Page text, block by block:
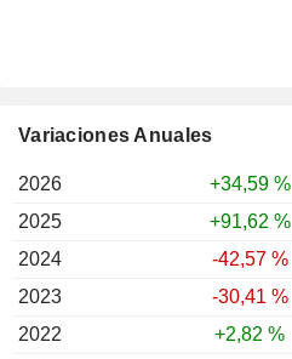
Variaciones Anuales
2026
+34,59 %
2025
+91,62 %
2024
-42,57 %
2023
-30,41 %
2022
+2,82 %